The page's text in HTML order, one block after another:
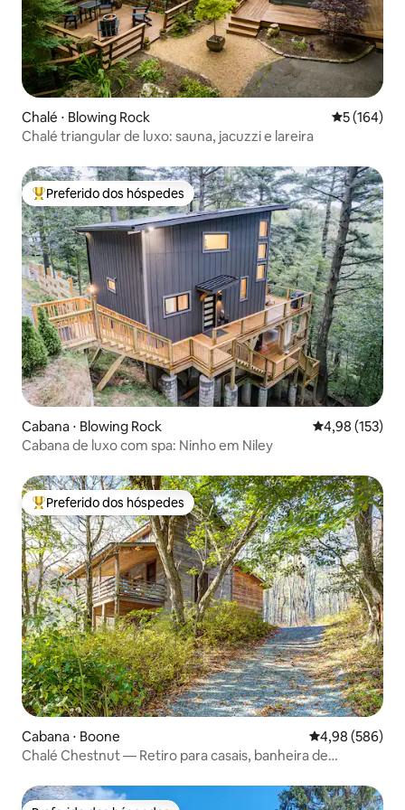
Chalé ⋅ Blowing Rock 5 de uma
5 (164)
Chalé triangular de luxo: sauna, jacuzzi e lareira
Entre os melhores preferidos dos hóspedes
Preferido dos hóspedes
Cabana ⋅ Blowing Rock 4,98 de uma
4,98 (153)
Cabana de luxo com spa: Ninho em Niley
Entre os melhores preferidos dos hóspedes
Preferido dos hóspedes
Cabana ⋅ Boone 4,98 de uma
4,98 (586)
Chalé Chestnut — Retiro para casais, banheira de